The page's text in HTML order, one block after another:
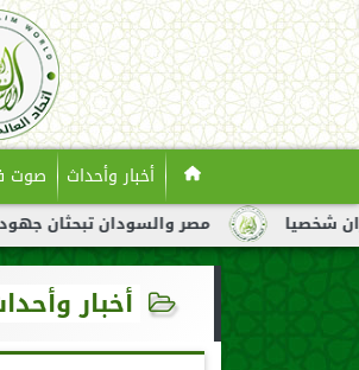
أخبار وأحداث صوت
مصر والسودان تبحثان جهود استعادة
أخبار